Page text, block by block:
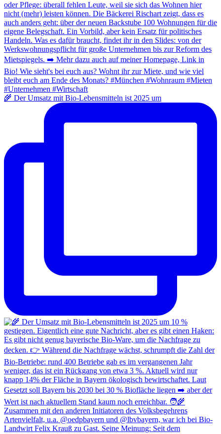
🌾 Der Umsatz mit Bio-Lebensmitteln ist 2025 um